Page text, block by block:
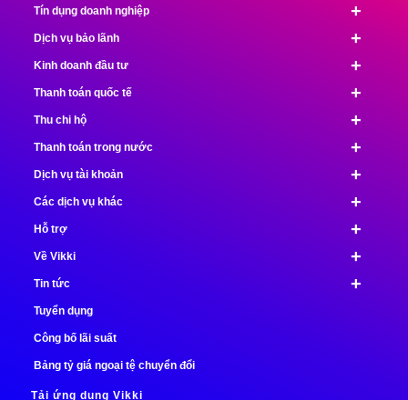
+
Tín dụng doanh nghiệp
+
Dịch vụ bảo lãnh
+
Kinh doanh đầu tư
+
Thanh toán quốc tế
+
Thu chi hộ
+
Thanh toán trong nước
+
Dịch vụ tài khoản
+
Các dịch vụ khác
+
Hỗ trợ
+
Về Vikki
+
Tin tức
Tuyển dụng
Công bố lãi suất
Bảng tỷ giá ngoại tệ chuyển đổi
Tải ứng dụng Vikki